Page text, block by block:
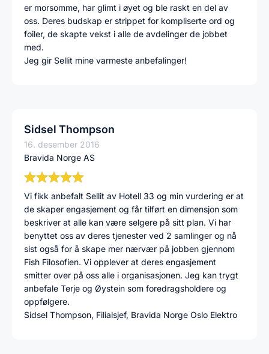
er morsomme, har glimt i øyet og ble raskt en del av
oss. Deres budskap er strippet for kompliserte ord og
foiler, de skapte vekst i alle de avdelinger de jobbet
med.
Jeg gir Sellit mine varmeste anbefalinger!
Sidsel Thompson
16. desember 2016
Bravida Norge AS
Vi fikk anbefalt Sellit av Hotell 33 og min vurdering er at
de skaper engasjement og får tilført en dimensjon som
beskriver at alle kan være selgere på sitt plan. Vi har
benyttet oss av deres tjenester ved 2 samlinger og nå
sist også for å skape mer nærvær på jobben gjennom
Fish Filosofien. Vi opplever at deres engasjement
smitter over på oss alle i organisasjonen. Jeg kan trygt
anbefale Terje og Øystein som foredragsholdere og
oppfølgere.
Sidsel Thompson, Filialsjef, Bravida Norge Oslo Elektro